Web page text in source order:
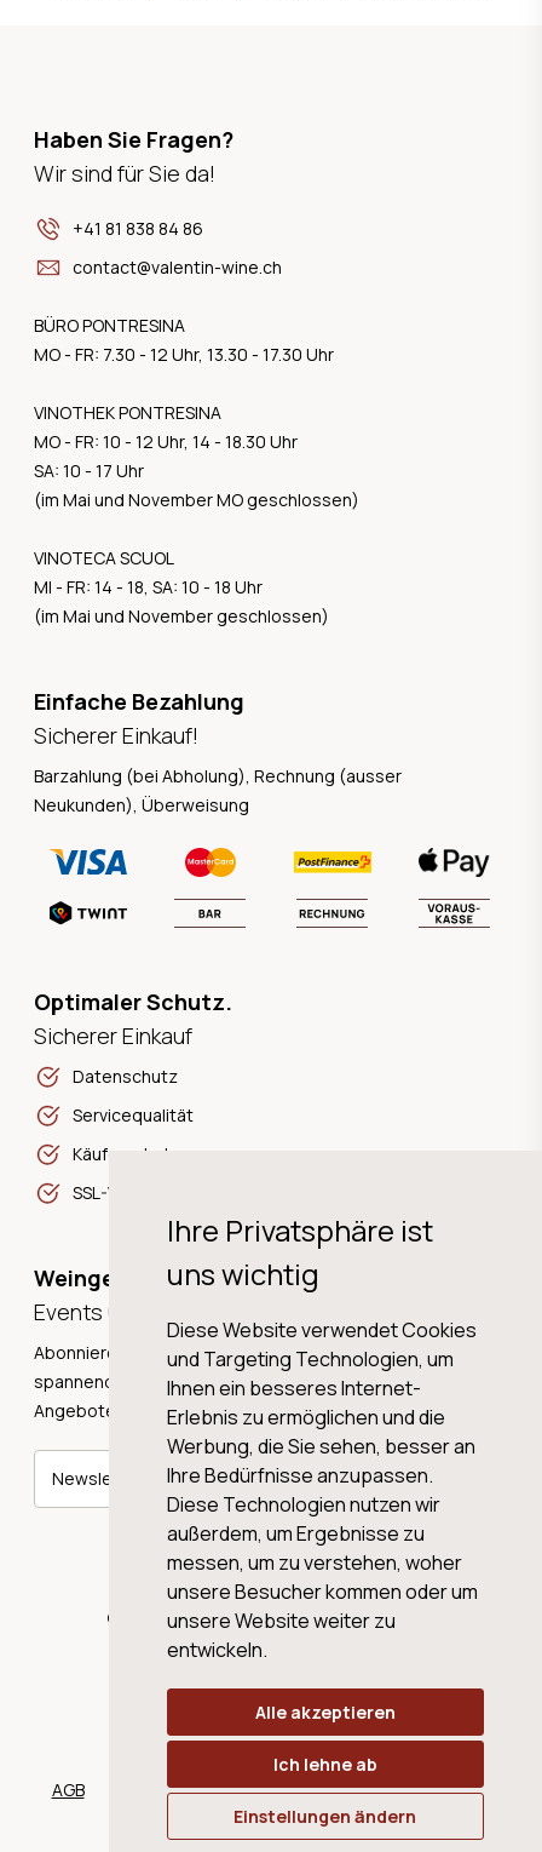
Ihre Privatsphäre ist
uns wichtig
Diese Website verwendet Cookies
und Targeting Technologien, um
Ihnen ein besseres Internet-
Erlebnis zu ermöglichen und die
Werbung, die Sie sehen, besser an
Ihre Bedürfnisse anzupassen.
Diese Technologien nutzen wir
außerdem, um Ergebnisse zu
messen, um zu verstehen, woher
unsere Besucher kommen oder um
unsere Website weiter zu
entwickeln.
Alle akzeptieren
Ich lehne ab
Einstellungen ändern
Haben Sie Fragen?
Wir sind für Sie da!
+41 81 838 84 86
contact@valentin-wine.ch
BÜRO PONTRESINA
MO - FR: 7.30 - 12 Uhr, 13.30 - 17.30 Uhr
VINOTHEK PONTRESINA
MO - FR: 10 - 12 Uhr, 14 - 18.30 Uhr
SA: 10 - 17 Uhr
(im Mai und November MO geschlossen)
VINOTECA SCUOL
MI - FR: 14 - 18, SA: 10 - 18 Uhr
(im Mai und November geschlossen)
Einfache Bezahlung
Sicherer Einkauf!
Barzahlung (bei Abholung), Rechnung (ausser
Neukunden), Überweisung
Optimaler Schutz.
Sicherer Einkauf
Datenschutz
Servicequalität
Käuferschutz
SSL-Verschlüsselung
Weingeschichten,
Events und Neuigkeiten!
Abonnieren Sie unseren Newsletter und erhalten Sie
spannende Weingeschichten, Neuigkeiten und tolle
Angebote direkt in Ihre Mailbox.
Newsletter abonnieren
© 2026 WINE AG VALENTIN & VON SALIS
AGB Datenschutz Impressum Cookies